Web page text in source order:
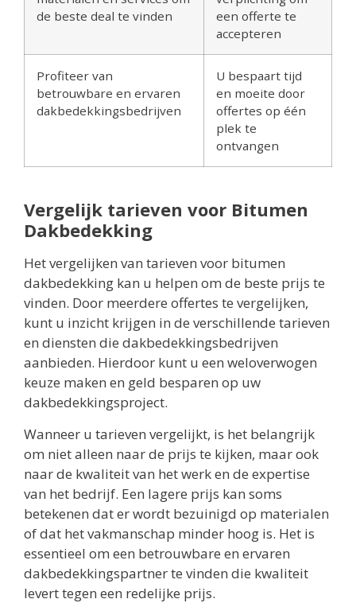
de beste deal te vinden
een offerte te
accepteren
Profiteer van
betrouwbare en ervaren
dakbedekkingsbedrijven
U bespaart tijd
en moeite door
offertes op één
plek te
ontvangen
Vergelijk tarieven voor Bitumen
Dakbedekking
Het vergelijken van tarieven voor bitumen
dakbedekking kan u helpen om de beste prijs te
vinden. Door meerdere offertes te vergelijken,
kunt u inzicht krijgen in de verschillende tarieven
en diensten die dakbedekkingsbedrijven
aanbieden. Hierdoor kunt u een weloverwogen
keuze maken en geld besparen op uw
dakbedekkingsproject.
Wanneer u tarieven vergelijkt, is het belangrijk
om niet alleen naar de prijs te kijken, maar ook
naar de kwaliteit van het werk en de expertise
van het bedrijf. Een lagere prijs kan soms
betekenen dat er wordt bezuinigd op materialen
of dat het vakmanschap minder hoog is. Het is
essentieel om een betrouwbare en ervaren
dakbedekkingspartner te vinden die kwaliteit
levert tegen een redelijke prijs.